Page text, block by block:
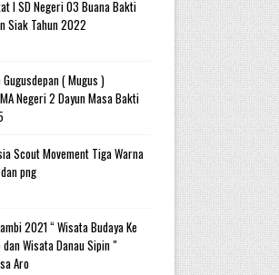
I SD Negeri 03 Buana Bakti
Siak Tahun 2022
( Mugus )
Negeri 2 Dayun Masa Bakti
Scout Movement Tiga Warna
png
2021 “ Wisata Budaya Ke
Wisata Danau Sipin "
Aro